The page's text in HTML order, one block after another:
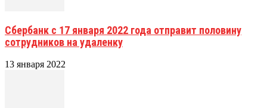
Сбербанк с 17 января 2022 года отправит половину
сотрудников на удаленку
13 января 2022